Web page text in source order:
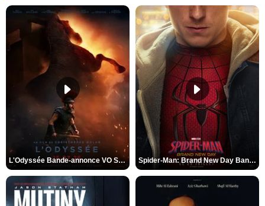
L'Odyssée Bande-annonce VO STFR Spider-Man: Brand New Day Bande-annonce VO STFR